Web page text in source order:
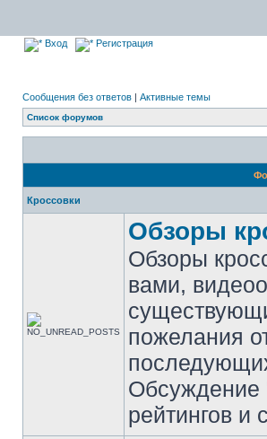
Вход Регистрация
Сообщения без ответов | Активные темы
Список форумов
Кроссовки
Обзоры
Обзоры
вами,
пожелания
Обсуждение
рейтингов и